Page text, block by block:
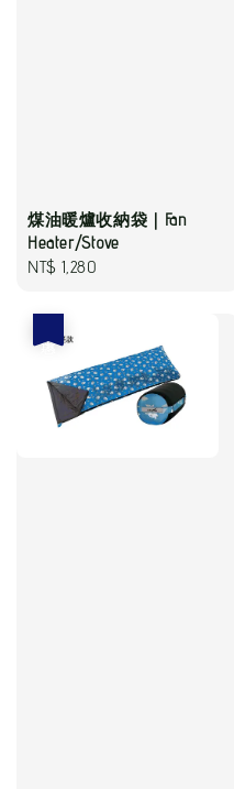
煤油暖爐收納袋｜Fan
Heater/Stove
Regular
NT$ 1,280